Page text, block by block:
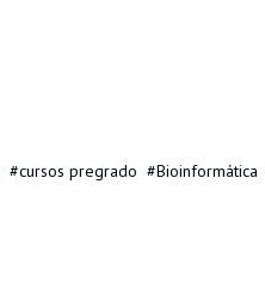
cursos pregrado Bioinformática